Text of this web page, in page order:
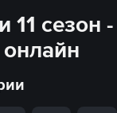
11 сезон
онлайн